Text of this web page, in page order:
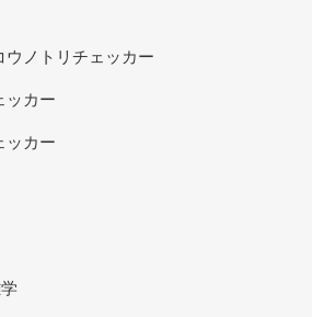
ノトリチェッカー
ッカー
ッカー